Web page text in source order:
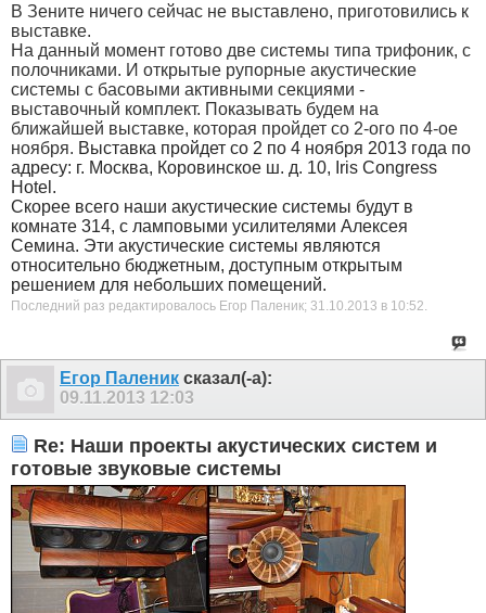
В Зените ничего сейчас не выставлено, приготовились к
выставке.
На данный момент готово две системы типа трифоник, с
полочниками. И открытые рупорные акустические
системы с басовыми активными секциями -
выставочный комплект. Показывать будем на
ближайшей выставке, которая пройдет со 2-ого по 4-ое
ноября. Выставка пройдет со 2 по 4 ноября 2013 года по
адресу: г. Москва, Коровинское ш. д. 10, Iris Congress
Hotel.
Скорее всего наши акустические системы будут в
комнате 314, с ламповыми усилителями Алексея
Семина. Эти акустические системы являются
относительно бюджетным, доступным открытым
решением для небольших помещений.
Последний раз редактировалось Егор Паленик; 31.10.2013 в 10:52.
Егор Паленик сказал(-а):
09.11.2013 12:03
Re: Наши проекты акустических систем и
готовые звуковые системы